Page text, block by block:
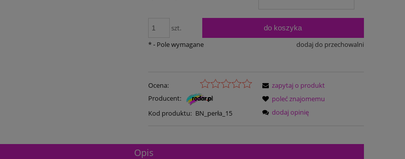
szt. do koszyka
dodaj do przechowalni
*- Pole wymagane
Ocena:
Producent:
Kod produktu: BN_perła_15
zapytaj o produkt
poleć znajomemu
dodaj opinię
Opis